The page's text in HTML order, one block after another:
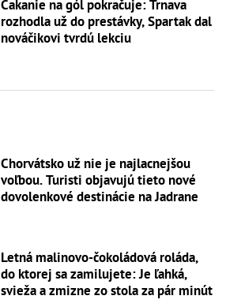
Čakanie na gól pokračuje: Trnava
rozhodla už do prestávky, Spartak dal
nováčikovi tvrdú lekciu
Chorvátsko už nie je najlacnejšou
voľbou. Turisti objavujú tieto nové
dovolenkové destinácie na Jadrane
Letná malinovo-čokoládová roláda,
do ktorej sa zamilujete: Je ľahká,
svieža a zmizne zo stola za pár minút